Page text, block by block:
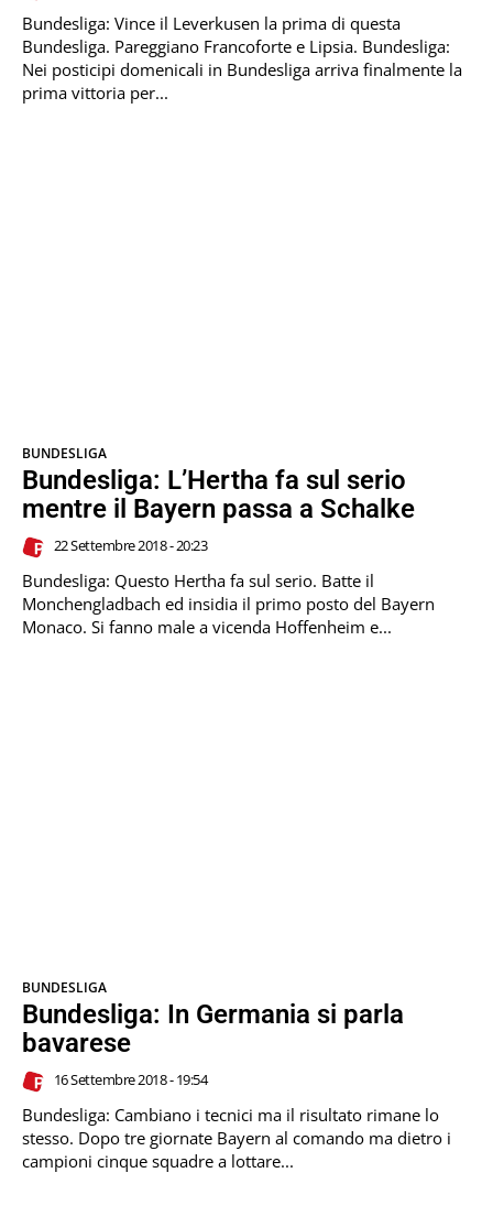
Bundesliga: Vince il Leverkusen la prima di questa
Bundesliga. Pareggiano Francoforte e Lipsia. Bundesliga:
Nei posticipi domenicali in Bundesliga arriva finalmente la
prima vittoria per...
BUNDESLIGA
Bundesliga: L’Hertha fa sul serio
mentre il Bayern passa a Schalke
22 Settembre 2018 - 20:23
Bundesliga: Questo Hertha fa sul serio. Batte il
Monchengladbach ed insidia il primo posto del Bayern
Monaco. Si fanno male a vicenda Hoffenheim e...
BUNDESLIGA
Bundesliga: In Germania si parla
bavarese
16 Settembre 2018 - 19:54
Bundesliga: Cambiano i tecnici ma il risultato rimane lo
stesso. Dopo tre giornate Bayern al comando ma dietro i
campioni cinque squadre a lottare...